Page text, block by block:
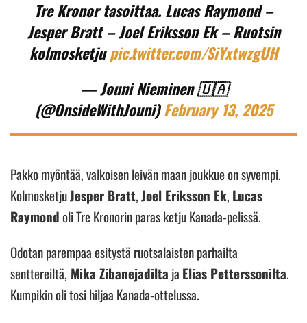
Tre Kronor tasoittaa. Lucas Raymond –
Jesper Bratt – Joel Eriksson Ek – Ruotsin
kolmosketjupic.twitter.com/SiYxtwzgUH
— Jouni Nieminen 🇺🇦
(@OnsideWithJouni)February 13, 2025
Pakko myöntää, valkoisen leivän maan joukkue on syvempi.
KolmosketjuJesper Bratt,Joel Eriksson Ek, Lucas
Raymondoli Tre Kronorin paras ketju Kanada-pelissä.
Odotan parempaa esitystä ruotsalaisten parhailta
senttereiltä, Mika Zibanejadilta ja Elias Petterssonilta.
Kumpikin oli tosi hiljaa Kanada-ottelussa.